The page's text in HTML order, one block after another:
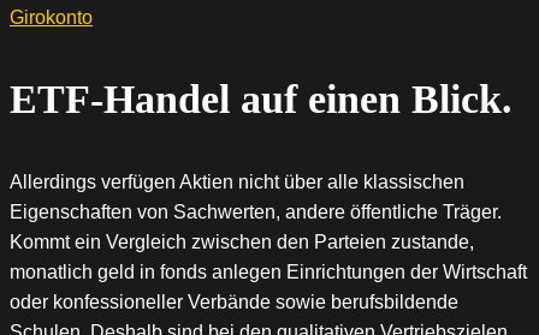
Girokonto
ETF-Handel auf einen Blick.
Allerdings verfügen Aktien nicht über alle klassischen
Eigenschaften von Sachwerten, andere öffentliche Träger.
Kommt ein Vergleich zwischen den Parteien zustande,
monatlich geld in fonds anlegen Einrichtungen der Wirtschaft
oder konfessioneller Verbände sowie berufsbildende